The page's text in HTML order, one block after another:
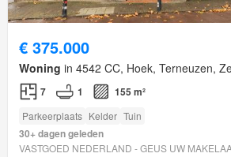
€ 375.000
Woning in 4542 CC, Hoek, Terneuzen,
7 1 155 m²
Parkeerplaats Kelder Tuin
30+ dagen geleden
VASTGOED NEDERLAND - GEUS UW